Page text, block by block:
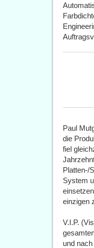
Paul
die
fiel
Platten-/
System
einzigen
V.I.P.
und